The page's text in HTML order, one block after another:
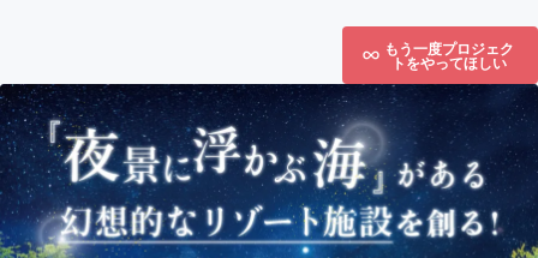
もう一度プロジェク
トをやってほしい